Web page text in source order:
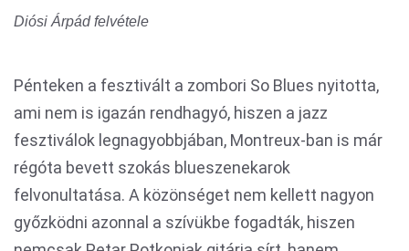
Diósi Árpád felvétele
Pénteken a fesztivált a zombori So Blues nyitotta,
ami nem is igazán rendhagyó, hiszen a jazz
fesztiválok legnagyobbjában, Montreux-ban is már
régóta bevett szokás blueszenekarok
felvonultatása. A közönséget nem kellett nagyon
győzködni azonnal a szívükbe fogadták, hiszen